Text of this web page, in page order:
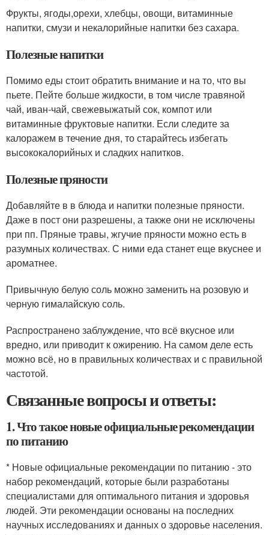
Фрукты, ягоды,орехи, хлебцы, овощи, витаминные
напитки, смузи и некалорийные напитки без сахара.
Полезные напитки
Помимо еды стоит обратить внимание и на то, что вы
пьете. Пейте больше жидкости, в том числе травяной
чай, иван-чай, свежевыжатый сок, компот или
витаминные фруктовые напитки. Если следите за
калоражем в течение дня, то старайтесь избегать
высококалорийных и сладких напитков.
Полезные пряности
Добавляйте в в блюда и напитки полезные пряности.
Даже в пост они разрешены, а также они не исключены
при пп. Пряные травы, жгучие пряности можно есть в
разумных количествах. С ними еда станет еще вкуснее и
ароматнее.
Привычную белую соль можно заменить на розовую и
черную гималайскую соль.
Распространено заблуждение, что всё вкусное или
вредно, или приводит к ожирению. На самом деле есть
можно всё, но в правильных количествах и с правильной
частотой.
Связанные вопросы и ответы:
1. Что такое новые официальные рекомендации
по питанию
* Новые официальные рекомендации по питанию - это
набор рекомендаций, которые были разработаны
специалистами для оптимального питания и здоровья
людей. Эти рекомендации основаны на последних
научных исследованиях и данных о здоровье населения.